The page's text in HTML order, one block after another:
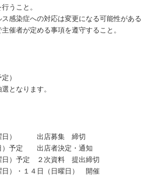
うこと。
感染症への対応は変更になる可能性がある
催者が定める事項を遵守すること。
）
となります。
曜日） 出店募集 締切
）予定 出店者決定・通知
日）予定 ２次資料 提出締切
日）・１４日（日曜日） 開催